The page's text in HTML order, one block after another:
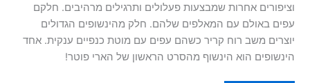
וציפורים אחרות שמבצעות פעלולים ותרגילים מרהיבים. חלקם
עפים באולם עם המאלפים שלהם. חלק מהינשופים הגדולים
יוצרים משב רוח קריר כשהם עפים עם מוטת כנפיים ענקית. אחד
הינשופים הוא הינשוף מהסרט הראשון של הארי פוטר!